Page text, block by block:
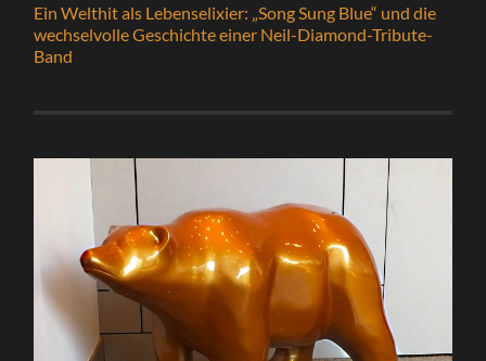
Ein Welthit als Lebenselixier: „Song Sung Blue“ und die
wechselvolle Geschichte einer Neil-Diamond-Tribute-
Band